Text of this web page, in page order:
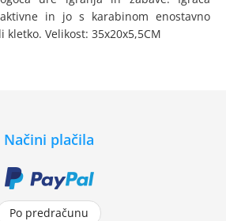
in jo s karabinom enostavno
Velikost: 35x20x5,5CM
Načini plačila
Po predračunu